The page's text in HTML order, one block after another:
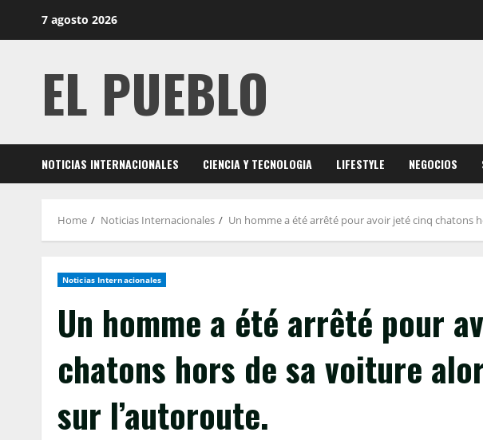
7 agosto 2026
EL PUEBLO
NOTICIAS INTERNACIONALES CIENCIA Y TECNOLOGIA LIFESTYLE NEGOCIOS
Home Noticias Internacionales Un homme a été arrêté pour avoir jeté cinq chatons
Noticias Internacionales
Un homme a été arrêté pour
chatons hors de sa voiture
sur l’autoroute.